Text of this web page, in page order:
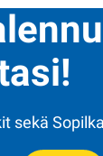
sekä